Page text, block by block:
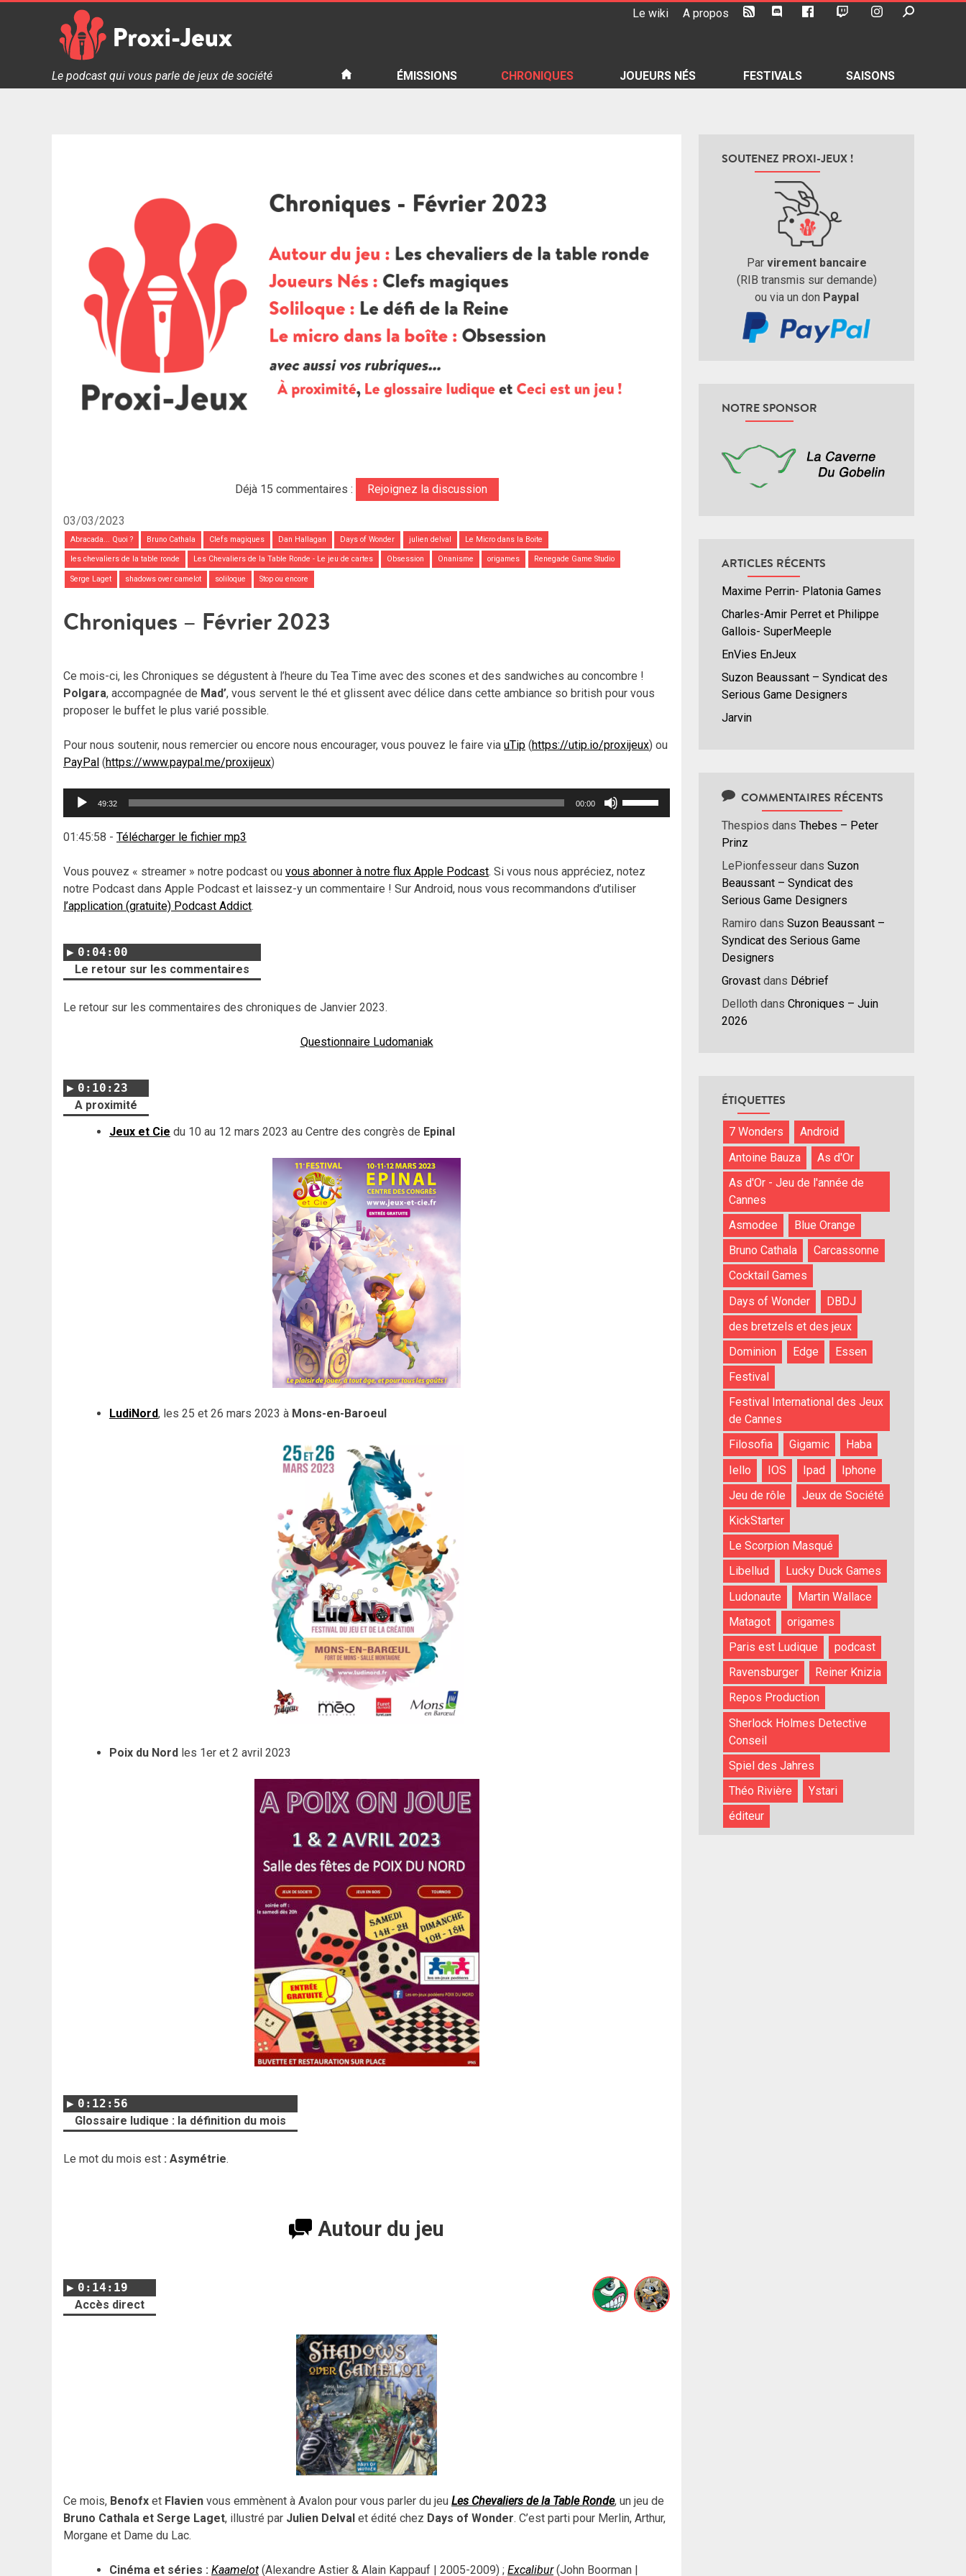
Le wiki A propos
Proxi Jeux - Le podcast qui vous parle de jeux de société
Le podcast qui vous parle de jeux de société ÉMISSIONS CHRONIQUES JOUEURS NÉS FESTIVALS SAISONS
Déjà 15 commentaires : Rejoignez la discussion
03/03/2023
Abracada... Quoi ? Bruno Cathala Clefs magiques Dan Hallagan Days of Wonder julien delval Le Micro dans la Boite
les chevaliers de la table ronde Les Chevaliers de la Table Ronde - Le jeu de cartes Obsession Onanisme origames Renegade Game Studio
Serge Laget shadows over camelot soliloque Stop ou encore
Chroniques – Février 2023
Ce mois-ci, les Chroniques se dégustent à l’heure du Tea Time avec des scones et des sandwiches au concombre !
Polgara, accompagnée de Mad’, vous servent le thé et glissent avec délice dans cette ambiance so british pour vous
proposer le buffet le plus varié possible.
Pour nous soutenir, nous remercier ou encore nous encourager, vous pouvez le faire via uTip (https://utip.io/proxijeux) ou
PayPal (https://www.paypal.me/proxijeux)
Lecteur
49:32 00:00
pour
01:45:58 - Télécharger le fichier mp3
Vous pouvez « streamer » notre podcast ou vous abonner à notre flux Apple Podcast. Si vous nous appréciez, notez
notre Podcast dans Apple Podcast et laissez-y un commentaire ! Sur Android, nous vous recommandons d’utiliser
l’application (gratuite) Podcast Addict.
0:04:00
Le retour sur les commentaires
Le retour sur les commentaires des chroniques de Janvier 2023.
Questionnaire Ludomaniak
0:10:23
A proximité
Jeux et Cie du 10 au 12 mars 2023 au Centre des congrès de Epinal
LudiNord, les 25 et 26 mars 2023 à Mons-en-Baroeul
Poix du Nord les 1er et 2 avril 2023
0:12:56
Glossaire ludique : la définition du mois
Le mot du mois est : Asymétrie.
Autour du jeu
0:14:19
Accès direct
Ce mois, Benofx et Flavien vous emmènent à Avalon pour vous parler du jeu Les Chevaliers de la Table Ronde, un jeu de
Bruno Cathala et Serge Laget, illustré par Julien Delval et édité chez Days of Wonder. C’est parti pour Merlin, Arthur,
Morgane et Dame du Lac.
Cinéma et séries : Kaamelot (Alexandre Astier & Alain Kappauf | 2005-2009) ; Excalibur(John Boorman |
SOUTENEZ PROXI-JEUX !
Par virement bancaire
(RIB transmis sur demande)
ou via un don Paypal
NOTRE SPONSOR
ARTICLES RÉCENTS
Maxime Perrin- Platonia Games
Charles-Amir Perret et Philippe
Gallois- SuperMeeple
EnVies EnJeux
Suzon Beaussant – Syndicat des
Serious Game Designers
Jarvin
COMMENTAIRES RÉCENTS
Thespios dans Thebes – Peter
Prinz
LePionfesseur dans Suzon
Beaussant – Syndicat des
Serious Game Designers
Ramiro dans Suzon Beaussant –
Syndicat des Serious Game
Designers
Grovast dans Débrief
Delloth dans Chroniques – Juin
2026
ÉTIQUETTES
7 Wonders
Android
Antoine Bauza
As d'Or
As d'Or - Jeu de l'année de
Cannes
Asmodee
Blue Orange
Bruno Cathala
Carcassonne
Cocktail Games
Days of Wonder
DBDJ
des bretzels et des jeux
Dominion
Edge
Essen
Festival
Festival International des Jeux
de Cannes
Filosofia
Gigamic
Haba
Iello
IOS Ipad
Iphone
Jeu de rôle
Jeux de Société
KickStarter
Le Scorpion Masqué
Libellud
Lucky Duck Games
Ludonaute
Martin Wallace
Matagot
origames
Paris est Ludique
podcast
Ravensburger
Reiner Knizia
Repos Production
Sherlock Holmes Detective
Conseil
Spiel des Jahres
Théo Rivière
Ystari
éditeur